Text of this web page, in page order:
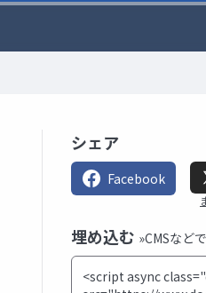
シェア
Facebook
埋め込む »CMSなど